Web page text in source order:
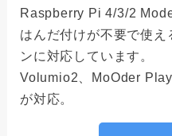
Raspberry Pi 4/3/2
はんだ付けが不要で使え
ンに対応しています。
Volumio2、MoOder
が対応。